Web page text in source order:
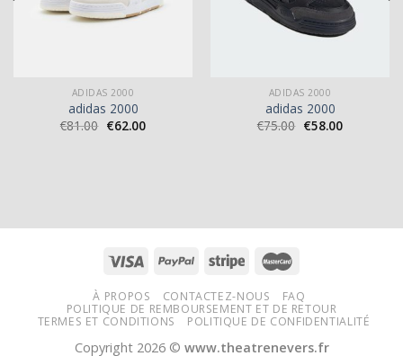
ADIDAS 2000
adidas 2000
€81.00 €62.00
ADIDAS 2000
adidas 2000
€75.00 €58.00
À PROPOS CONTACTEZ-NOUS
FAQ
POLITIQUE DE REMBOURSEMENT ET DE RETOUR
TERMES ET CONDITIONS
POLITIQUE DE CONFIDENTIALITÉ
Copyright 2026 © www.theatrenevers.fr